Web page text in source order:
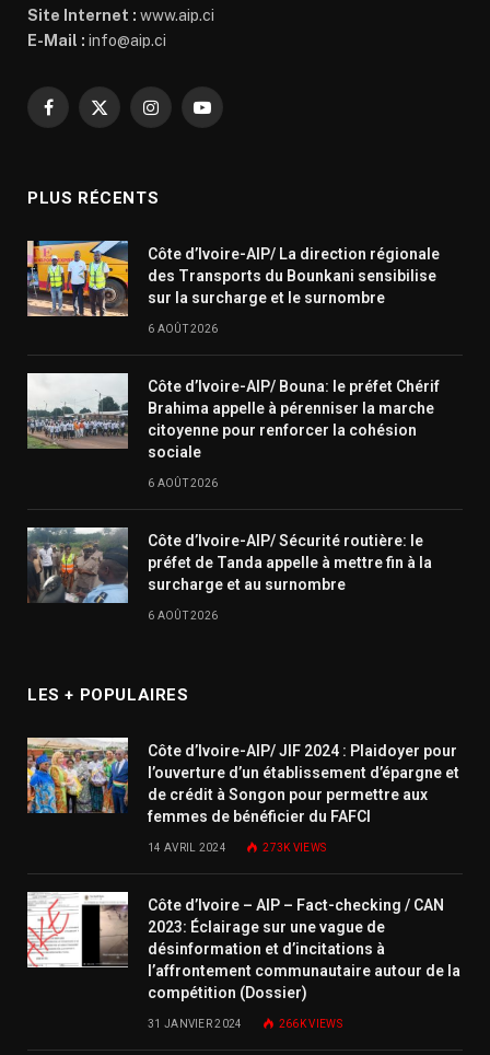
Site Internet : www.aip.ci
E-Mail : info@aip.ci
Facebook
X
InstagramYouTube
PLUS RÉCENTS
Côte d’Ivoire-AIP/ La direction régionale
des Transports du Bounkani sensibilise
sur la surcharge et le surnombre
6 AOÛT 2026
Côte d’Ivoire-AIP/ Bouna: le préfet Chérif
Brahima appelle à pérenniser la marche
citoyenne pour renforcer la cohésion
sociale
6 AOÛT 2026
Côte d’Ivoire-AIP/ Sécurité routière: le
préfet de Tanda appelle à mettre fin à la
surcharge et au surnombre
6 AOÛT 2026
LES + POPULAIRES
Côte d’Ivoire-AIP/ JIF 2024 : Plaidoyer pour
l’ouverture d’un établissement d’épargne et
de crédit à Songon pour permettre aux
femmes de bénéficier du FAFCI
14 AVRIL 2024 273K VIEWS
Côte d’Ivoire – AIP – Fact-checking / CAN
2023: Éclairage sur une vague de
désinformation et d’incitations à
l’affrontement communautaire autour de la
compétition (Dossier)
31 JANVIER 2024 266KVIEWS